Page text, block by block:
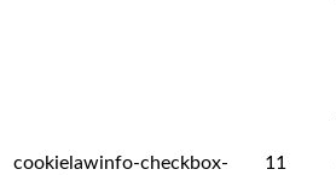
cookielawinfo-checkbox-
11